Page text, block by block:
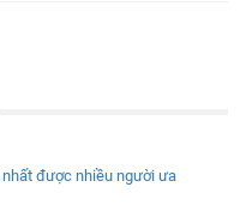
được nhiều người ưa